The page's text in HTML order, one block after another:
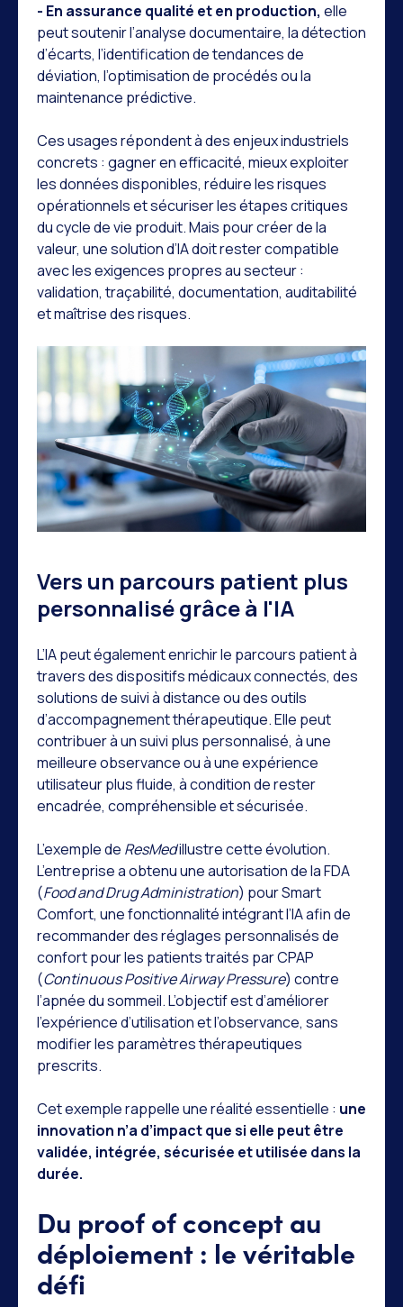
- En assurance qualité et en production, elle
peut soutenir l’analyse documentaire, la détection
d’écarts, l’identification de tendances de
déviation, l’optimisation de procédés ou la
maintenance prédictive.
Ces usages répondent à des enjeux industriels
concrets : gagner en efficacité, mieux exploiter
les données disponibles, réduire les risques
opérationnels et sécuriser les étapes critiques
du cycle de vie produit. Mais pour créer de la
valeur, une solution d’IA doit rester compatible
avec les exigences propres au secteur :
validation, traçabilité, documentation, auditabilité
et maîtrise des risques.
Vers un parcours patient plus
personnalisé grâce à l'IA
L’IA peut également enrichir le parcours patient à
travers des dispositifs médicaux connectés, des
solutions de suivi à distance ou des outils
d’accompagnement thérapeutique. Elle peut
contribuer à un suivi plus personnalisé, à une
meilleure observance ou à une expérience
utilisateur plus fluide, à condition de rester
encadrée, compréhensible et sécurisée.
L’exemple de ResMedillustre cette évolution.
L’entreprise a obtenu une autorisation de la FDA
(Food and Drug Administration) pour Smart
Comfort, une fonctionnalité intégrant l’IA afin de
recommander des réglages personnalisés de
confort pour les patients traités par CPAP
(Continuous Positive Airway Pressure) contre
l’apnée du sommeil. L’objectif est d’améliorer
l’expérience d’utilisation et l’observance, sans
modifier les paramètres thérapeutiques
prescrits.
Cet exemple rappelle une réalité essentielle : une
innovation n’a d’impact que si elle peut être
validée, intégrée, sécurisée et utilisée dans la
durée.
Du proof of concept au
déploiement : le véritable
défi